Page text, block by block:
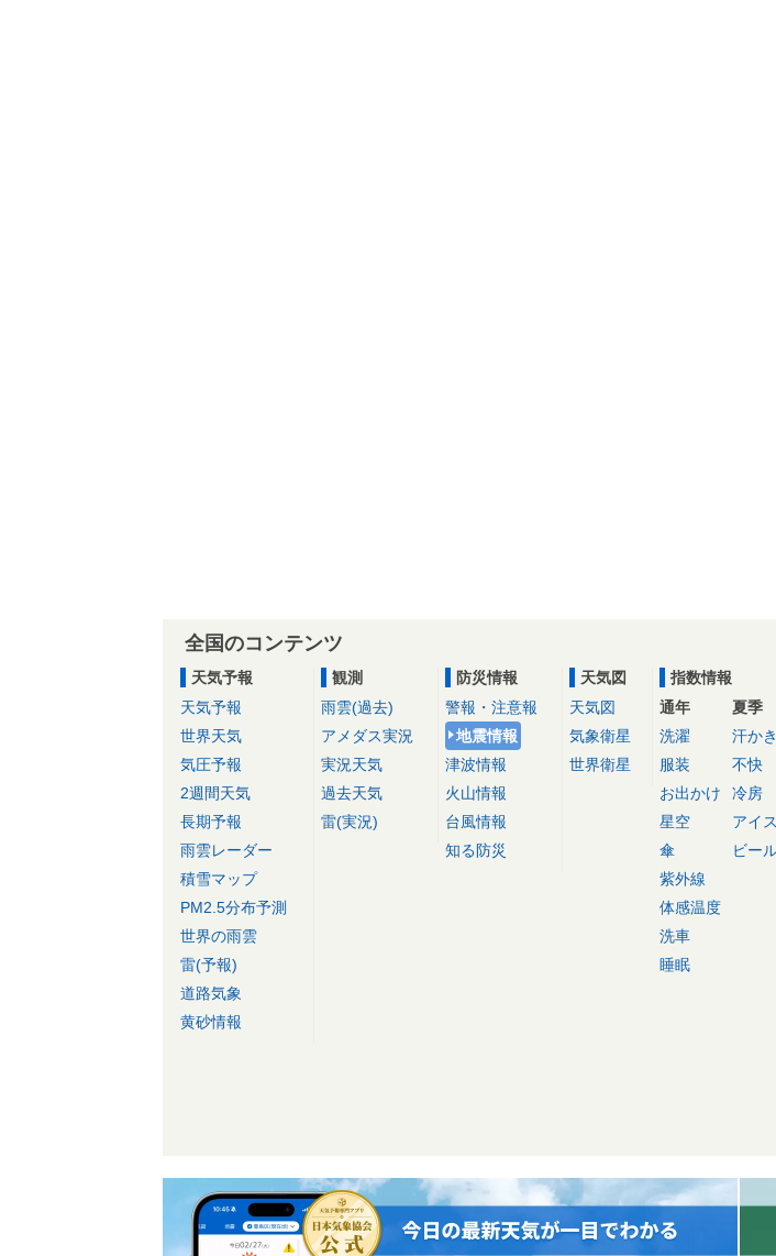
全国のコンテンツ
天気予報
天気予報
世界天気
気圧予報
2週間天気
長期予報
雨雲レーダー
積雪マップ
PM2.5分布予測
世界の雨雲
雷(予報)
道路気象
黄砂情報
観測
雨雲(過去)
アメダス実況
実況天気
過去天気
雷(実況)
防災情報
警報・注意報
地震情報
津波情報
火山情報
台風情報
知る防災
天気図
天気図
気象衛星
世界衛星
指数情報
通年
洗濯
服装
お出かけ
星空
傘
紫外線
体感温度
洗車
睡眠
夏季
汗かき
不快
冷房
アイス
ビー